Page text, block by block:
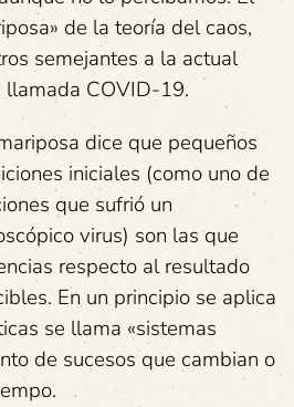
de la teoría del caos,
semejantes a la actual
COVID-19.
dice que pequeños
iniciales (como uno de
que sufrió un
virus) son las que
respecto al resultado
En un principio se aplica
se llama «sistemas
de sucesos que cambian o